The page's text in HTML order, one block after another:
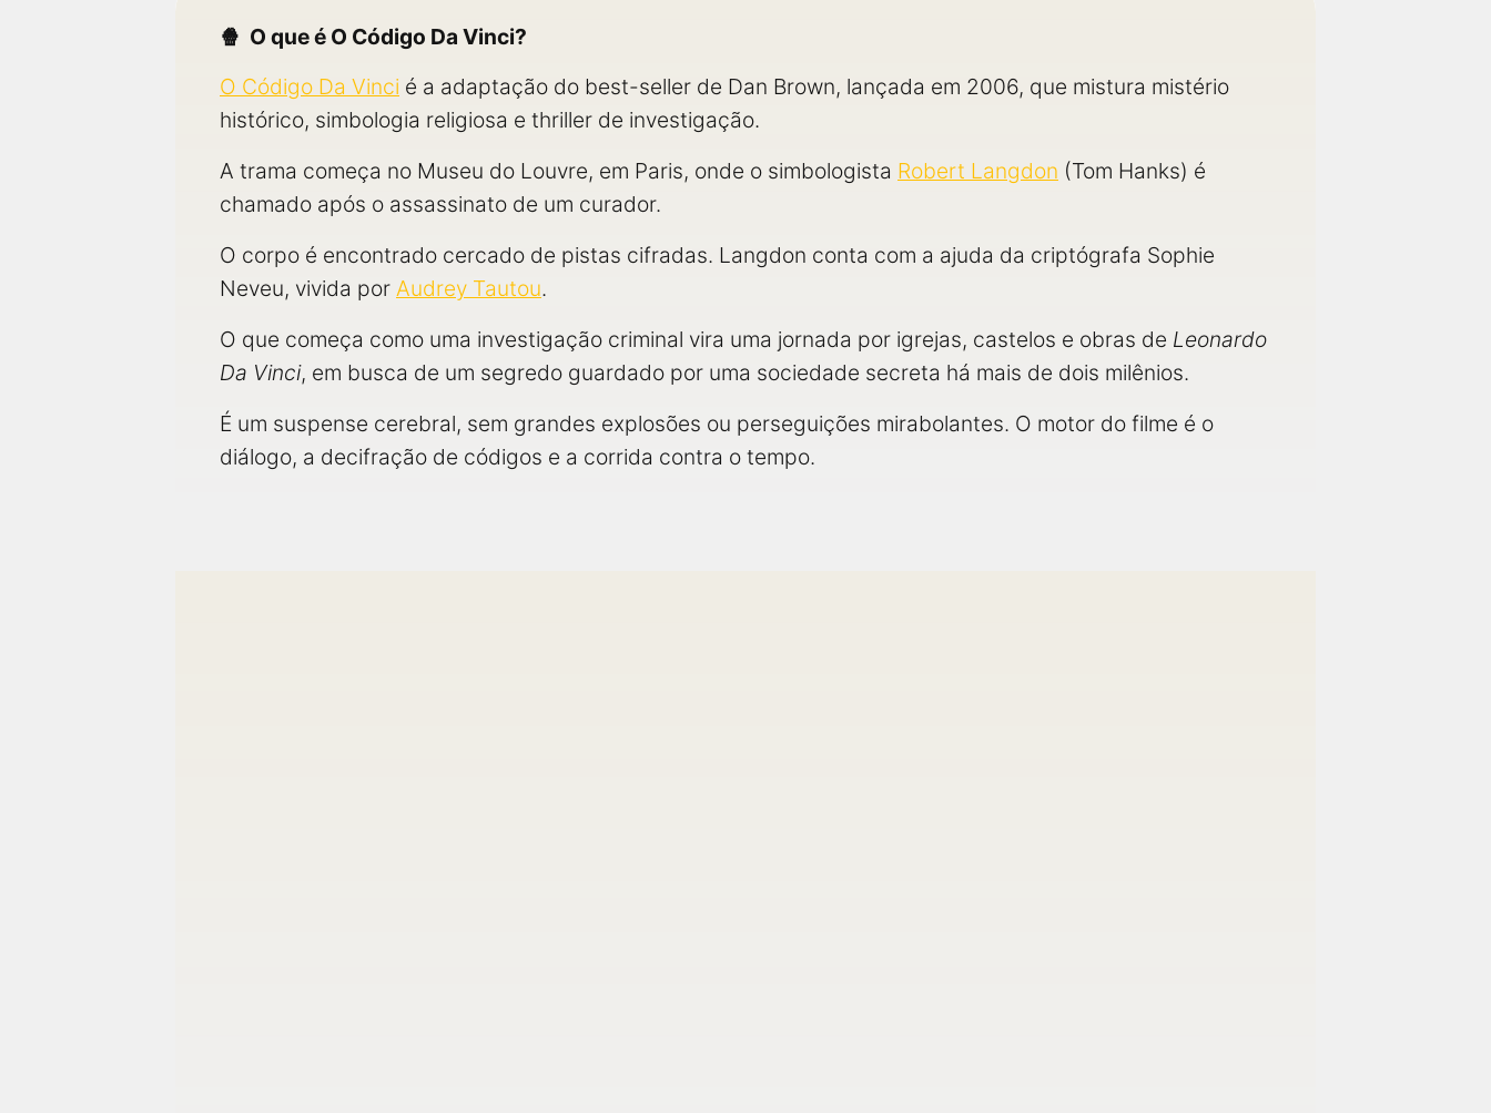
O que é O Código Da Vinci?
O Código Da Vinci é a adaptação do best-seller de Dan Brown, lançada em 2006, que mistura mistério
histórico, simbologia religiosa e thriller de investigação.
A trama começa no Museu do Louvre, em Paris, onde o simbologista Robert Langdon (Tom Hanks) é
chamado após o assassinato de um curador.
O corpo é encontrado cercado de pistas cifradas. Langdon conta com a ajuda da criptógrafa Sophie
Neveu, vivida por Audrey Tautou.
O que começa como uma investigação criminal vira uma jornada por igrejas, castelos e obras de Leonardo
Da Vinci, em busca de um segredo guardado por uma sociedade secreta há mais de dois milênios.
É um suspense cerebral, sem grandes explosões ou perseguições mirabolantes. O motor do filme é o
diálogo, a decifração de códigos e a corrida contra o tempo.